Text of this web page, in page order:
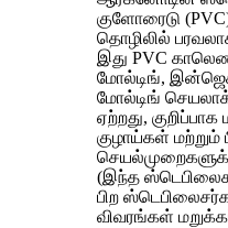
குளோரைடு
தொழிலில்
இது PVC
மோல்டிங்,
மோல்டிங்
ஏற்றது, குறிப்பாக
குழாய்கள் மற்றும்
(இந்த
பிற
விவரங்கள்